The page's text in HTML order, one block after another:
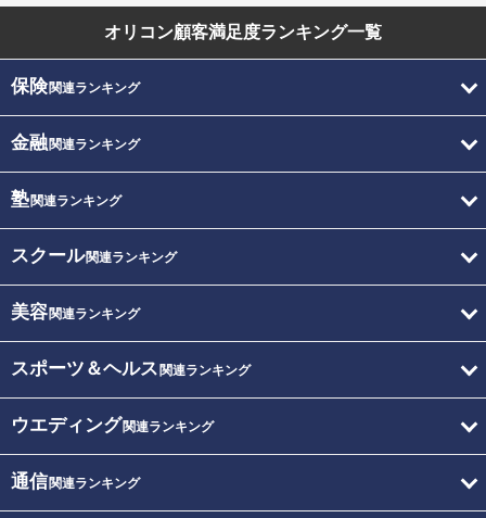
オリコン顧客満足度ランキング一覧
保険関連ランキング
金融関連ランキング
塾関連ランキング
スクール関連ランキング
美容関連ランキング
スポーツ＆ヘルス 関連ランキング
ウエディング関連ランキング
通信関連ランキング